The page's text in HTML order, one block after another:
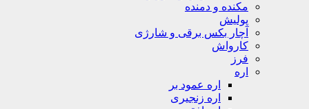
مکنده و دمنده
پولیش
آچار بکس برقی و شارژی
کارواش
فرز
اره
اره عمود بر
اره زنجیری